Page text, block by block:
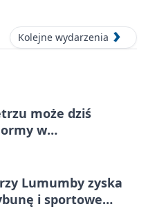
Kolejne wydarzenia
może dziś
w
Lumumby zyska
i sportowe